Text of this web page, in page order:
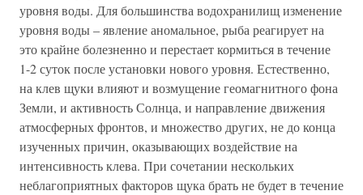
уровня воды. Для большинства водохранилищ изменение
уровня воды – явление аномальное, рыба реагирует на
это крайне болезненно и перестает кормиться в течение
1-2 суток после установки нового уровня. Естественно,
на клев щуки влияют и возмущение геомагнитного фона
Земли, и активность Солнца, и направление движения
атмосферных фронтов, и множество других, не до конца
изученных причин, оказывающих воздействие на
интенсивность клева. При сочетании нескольких
неблагоприятных факторов щука брать не будет в течение